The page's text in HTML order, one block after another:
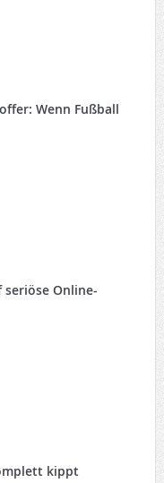
Wenn Fußball
Online-
kippt